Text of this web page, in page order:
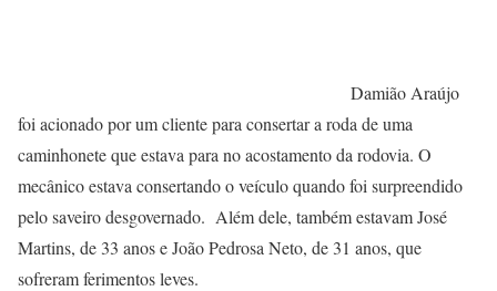
Damião Araújo
foi acionado por um cliente para consertar a roda de uma
caminhonete que estava para no acostamento da rodovia. O
mecânico estava consertando o veículo quando foi surpreendido
pelo saveiro desgovernado. Além dele, também estavam José
Martins, de 33 anos e João Pedrosa Neto, de 31 anos, que
sofreram ferimentos leves.